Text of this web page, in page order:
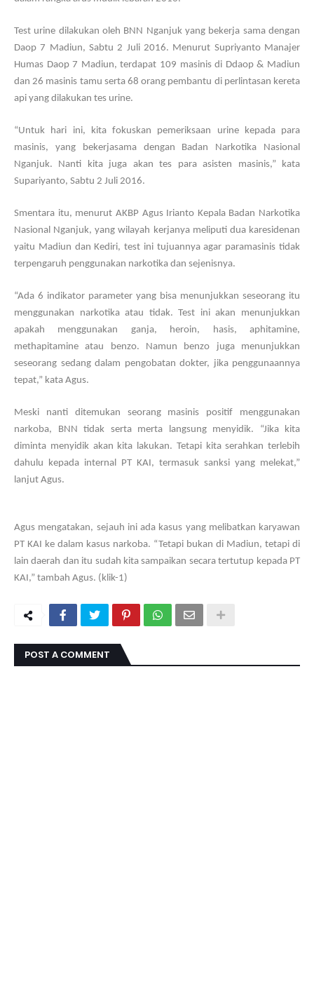
Test urine dilakukan oleh BNN Nganjuk yang bekerja sama dengan
Daop 7 Madiun, Sabtu 2 Juli 2016. Menurut Supriyanto Manajer
Humas Daop 7 Madiun, terdapat 109 masinis di Ddaop & Madiun
dan 26 masinis tamu serta 68 orang pembantu di perlintasan kereta
api yang dilakukan tes urine.
“Untuk hari ini, kita fokuskan pemeriksaan urine kepada para
masinis, yang bekerjasama dengan Badan Narkotika Nasional
Nganjuk. Nanti kita juga akan tes para asisten masinis,” kata
Supariyanto, Sabtu 2 Juli 2016.
Smentara itu, menurut AKBP Agus Irianto Kepala Badan Narkotika
Nasional Nganjuk, yang wilayah kerjanya meliputi dua karesidenan
yaitu Madiun dan Kediri, test ini tujuannya agar paramasinis tidak
terpengaruh penggunakan narkotika dan sejenisnya.
“Ada 6 indikator parameter yang bisa menunjukkan seseorang itu
menggunakan narkotika atau tidak. Test ini akan menunjukkan
apakah menggunakan ganja, heroin, hasis, aphitamine,
methapitamine atau benzo. Namun benzo juga menunjukkan
seseorang sedang dalam pengobatan dokter, jika penggunaannya
tepat,” kata Agus.
Meski nanti ditemukan seorang masinis positif menggunakan
narkoba, BNN tidak serta merta langsung menyidik. “Jika kita
diminta menyidik akan kita lakukan. Tetapi kita serahkan terlebih
dahulu kepada internal PT KAI, termasuk sanksi yang melekat,”
lanjut Agus.
Agus mengatakan, sejauh ini ada kasus yang melibatkan karyawan
PT KAI ke dalam kasus narkoba. “Tetapi bukan di Madiun, tetapi di
lain daerah dan itu sudah kita sampaikan secara tertutup kepada PT
KAI,” tambah Agus. (klik-1)
POST A COMMENT